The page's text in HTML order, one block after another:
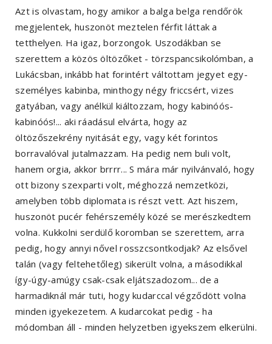
Azt is olvastam, hogy amikor a balga belga rendőrök
megjelentek, huszonöt meztelen férfit láttak a
tetthelyen. Ha igaz, borzongok. Uszodákban se
szerettem a közös öltözőket - törzspancsikolómban, a
Lukácsban, inkább hat forintért váltottam jegyet egy-
személyes kabinba, minthogy négy friccsért, vizes
gatyában, vagy anélkül kiáltozzam, hogy kabinóós-
kabinóós!... aki ráadásul elvárta, hogy az
öltözőszekrény nyitását egy, vagy két forintos
borravalóval jutalmazzam. Ha pedig nem buli volt,
hanem orgia, akkor brrrr... S mára már nyilvánvaló, hogy
ott bizony szexparti volt, méghozzá nemzetközi,
amelyben több diplomata is részt vett. Azt hiszem,
huszonöt pucér fehérszemély közé se merészkedtem
volna. Kukkolni serdülő koromban se szerettem, arra
pedig, hogy annyi nővel rosszcsontkodjak? Az elsővel
talán (vagy feltehetőleg) sikerült volna, a másodikkal
így-úgy-amúgy csak-csak eljátszadozom... de a
harmadiknál már tuti, hogy kudarccal végződött volna
minden igyekezetem. A kudarcokat pedig - ha
módomban áll - minden helyzetben igyekszem elkerülni.